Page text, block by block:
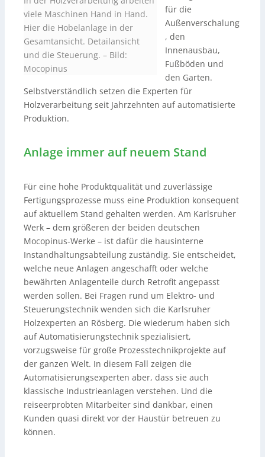
viele Maschinen Hand in Hand.
Hier die Hobelanlage in der
Gesamtansicht. Detailansicht
und die Steuerung. – Bild:
Mocopinus
für die
Außenverschalung
, den
Innenausbau,
Fußböden und
den Garten.
Selbstverständlich setzen die Experten für
Holzverarbeitung seit Jahrzehnten auf automatisierte
Produktion.
Anlage immer auf neuem Stand
Für eine hohe Produktqualität und zuverlässige
Fertigungsprozesse muss eine Produktion konsequent
auf aktuellem Stand gehalten werden. Am Karlsruher
Werk – dem größeren der beiden deutschen
Mocopinus-Werke – ist dafür die hausinterne
Instandhaltungsabteilung zuständig. Sie entscheidet,
welche neue Anlagen angeschafft oder welche
bewährten Anlagenteile durch Retrofit angepasst
werden sollen. Bei Fragen rund um Elektro- und
Steuerungstechnik wenden sich die Karlsruher
Holzexperten an Rösberg. Die wiederum haben sich
auf Automatisierungstechnik spezialisiert,
vorzugsweise für große Prozesstechnikprojekte auf
der ganzen Welt. In diesem Fall zeigen die
Automatisierungsexperten aber, dass sie auch
klassische Industrieanlagen verstehen. Und die
reiseerprobten Mitarbeiter sind dankbar, einen
Kunden quasi direkt vor der Haustür betreuen zu
können.